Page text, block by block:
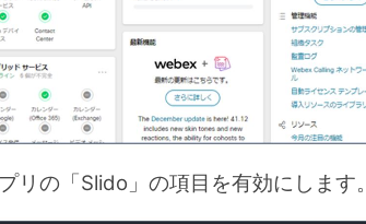
の「Slido」の項目を有効にします。